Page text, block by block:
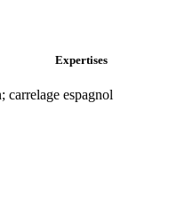
Expertises
carrelage espagnol